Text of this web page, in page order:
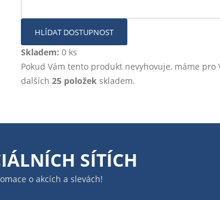
HLÍDAT DOSTUPNOST
Skladem: 0 ks
Pokud Vám tento produkt nevyhovuje, máme pro
dalších 25 položekskladem.
SÍTÍCH
o akcích a slevách!